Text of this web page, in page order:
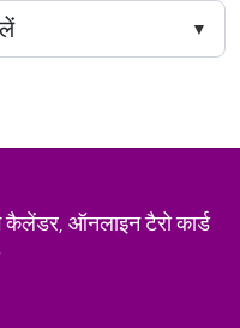
ऑनलाइन टैरो कार्ड